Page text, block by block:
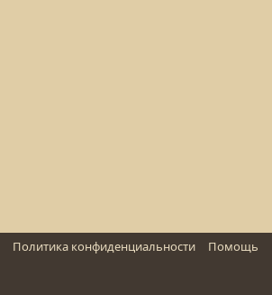
Политика конфиденциальности Помощь